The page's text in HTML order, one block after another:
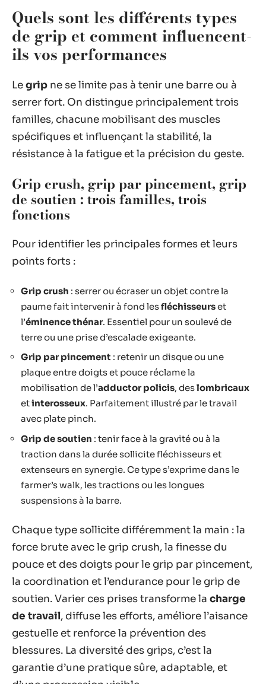
Quels sont les différents types
de grip et comment influencent-
ils vos performances
Legrip ne se limite pas à tenir une barre ou à
serrer fort. On distingue principalement trois
familles, chacune mobilisant des muscles
spécifiques et influençant la stabilité, la
résistance à la fatigue et la précision du geste.
Grip crush, grip par pincement, grip
de soutien : trois familles, trois
fonctions
Pour identifier les principales formes et leurs
points forts :
Grip crush : serrer ou écraser un objet contre la
paume fait intervenir à fond lesfléchisseurset
l’éminence thénar. Essentiel pour un soulevé de
terre ou une prise d’escalade exigeante.
Grip par pincement : retenir un disque ou une
plaque entre doigts et pouce réclame la
mobilisation de l’adductor policis, deslombricaux
etinterosseux. Parfaitement illustré par le travail
avec plate pinch.
Grip de soutien : tenir face à la gravité ou à la
traction dans la durée sollicite fléchisseurs et
extenseurs en synergie. Ce type s’exprime dans le
farmer’s walk, les tractions ou les longues
suspensions à la barre.
Chaque type sollicite différemment la main : la
force brute avec le grip crush, la finesse du
pouce et des doigts pour le grip par pincement,
la coordination et l’endurance pour le grip de
soutien. Varier ces prises transforme la charge
de travail, diffuse les efforts, améliore l’aisance
gestuelle et renforce la prévention des
blessures. La diversité des grips, c’est la
garantie d’une pratique sûre, adaptable, et